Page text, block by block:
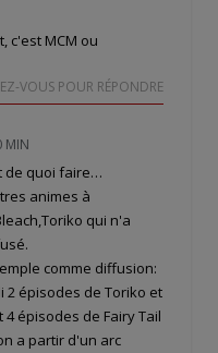
c'est MCM ou
VOUS POUR RÉPONDRE
MIN
de quoi faire…
animes à
qui n'a
comme diffusion:
2 épisodes de Toriko et
épisodes de Fairy Tail
a partir d'un arc